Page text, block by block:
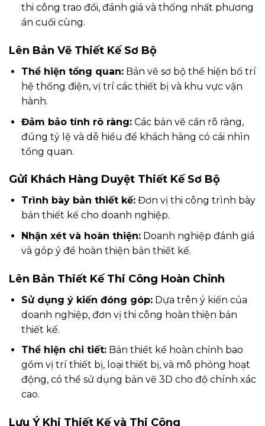
thi công trao đổi, đánh giá và thống nhất phương
án cuối cùng.
Lên Bản Vẽ Thiết Kế Sơ Bộ
Thể hiện tổng quan:Bản vẽ sơ bộ thể hiện bố trí
hệ thống điện, vị trí các thiết bị và khu vực vận
hành.
Đảm bảo tính rõ ràng:Các bản vẽ cần rõ ràng,
đúng tỷ lệ và dễ hiểu để khách hàng có cái nhìn
tổng quan.
Gửi Khách Hàng Duyệt Thiết Kế Sơ Bộ
Trình bày bản thiết kế:Đơn vị thi công trình bày
bản thiết kế cho doanh nghiệp.
Nhận xét và hoàn thiện:Doanh nghiệp đánh giá
và góp ý để hoàn thiện bản thiết kế.
Lên Bản Thiết Kế Thi Công Hoàn Chỉnh
Sử dụng ý kiến đóng góp:Dựa trên ý kiến của
doanh nghiệp, đơn vị thi công hoàn thiện bản
thiết kế.
Thể hiện chi tiết:Bản thiết kế hoàn chỉnh bao
gồm vị trí thiết bị, loại thiết bị, và mô phỏng hoạt
động, có thể sử dụng bản vẽ 3D cho độ chính xác
cao.
Lưu Ý Khi Thiết Kế và Thi Công